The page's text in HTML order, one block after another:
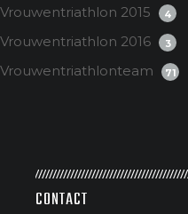
Vrouwentriathlon 2015 4
Vrouwentriathlon 2016 3
Vrouwentriathlonteam 71
CONTACT